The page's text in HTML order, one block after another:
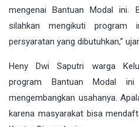
mengenai Bantuan Modal ini.
silahkan mengikuti program
persyaratan yang dibutuhkan,”
Heny Dwi Saputri warga
program Bantuan Modal
mengembangkan usahanya.
karena masyarakat bisa